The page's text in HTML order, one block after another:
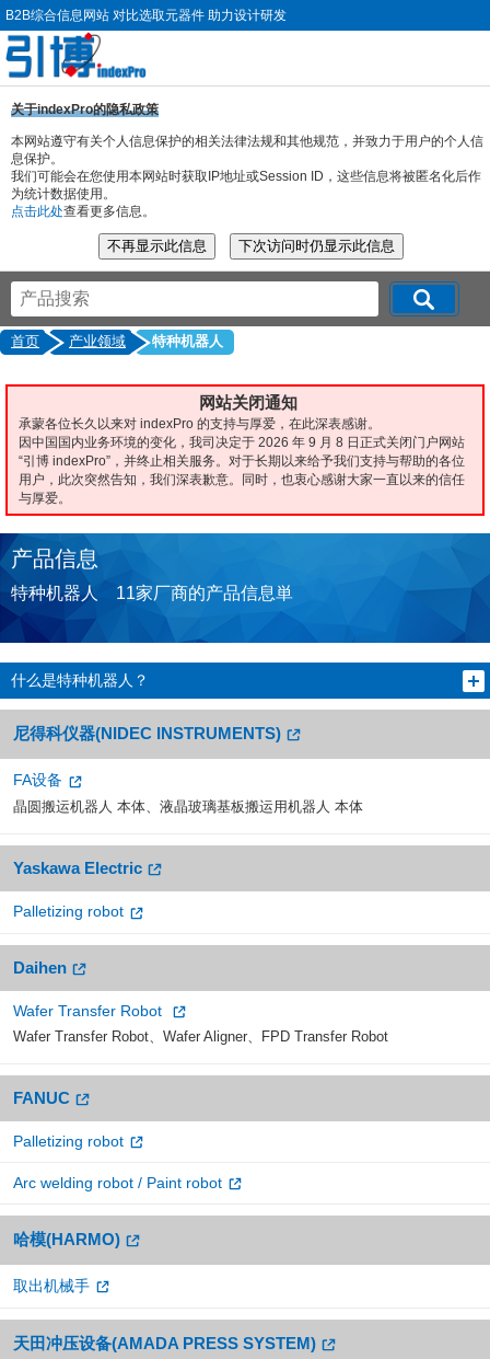
B2B综合信息网站 对比选取元器件 助力设计研发
关于indexPro的隐私政策
本网站遵守有关个人信息保护的相关法律法规和其他规范，并致力于用户的个人信
息保护。
我们可能会在您使用本网站时获取IP地址或Session ID，这些信息将被匿名化后作
为统计数据使用。
点击此处查看更多信息。
首页 产业领域 特种机器人
网站关闭通知
承蒙各位长久以来对 indexPro 的支持与厚爱，在此深表感谢。
因中国国内业务环境的变化，我司决定于 2026 年 9 月 8 日正式关闭门户网站
“引博 indexPro”，并终止相关服务。对于长期以来给予我们支持与帮助的各位
用户，此次突然告知，我们深表歉意。同时，也衷心感谢大家一直以来的信任
与厚爱。
产品信息
特种机器人 11家厂商的产品信息単
什么是特种机器人？
尼得科仪器(NIDEC INSTRUMENTS)
FA设备
晶圆搬运机器人 本体、液晶玻璃基板搬运用机器人 本体
Yaskawa Electric
Palletizing robot
Daihen
Wafer Transfer Robot
Wafer Transfer Robot、Wafer Aligner、FPD Transfer Robot
FANUC
Palletizing robot
Arc welding robot / Paint robot
哈模(HARMO)
取出机械手
天田冲压设备(AMADA PRESS SYSTEM)